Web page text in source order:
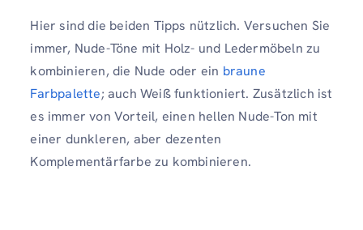
Hier sind die beiden Tipps nützlich. Versuchen Sie
immer, Nude-Töne mit Holz- und Ledermöbeln zu
kombinieren, die Nude oder ein braune
Farbpalette; auch Weiß funktioniert. Zusätzlich ist
es immer von Vorteil, einen hellen Nude-Ton mit
einer dunkleren, aber dezenten
Komplementärfarbe zu kombinieren.